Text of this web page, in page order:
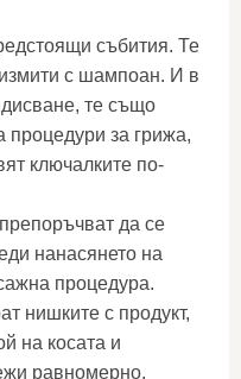
събития. Те
с шампоан. И в
те също
процедури за грижа,
ключалките по-
да се
нанасянето на
процедура.
нишките с продукт,
на косата и
равномерно.